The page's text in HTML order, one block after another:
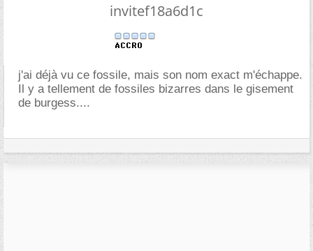
invitef18a6d1c
j'ai déjà vu ce fossile, mais son nom exact m'échappe.
Il y a tellement de fossiles bizarres dans le gisement
de burgess....